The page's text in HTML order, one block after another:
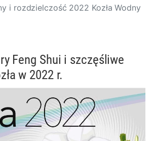
i rozdzielczość 2022 Kozła Wodny
Feng Shui i szczęśliwe
w 2022 r.